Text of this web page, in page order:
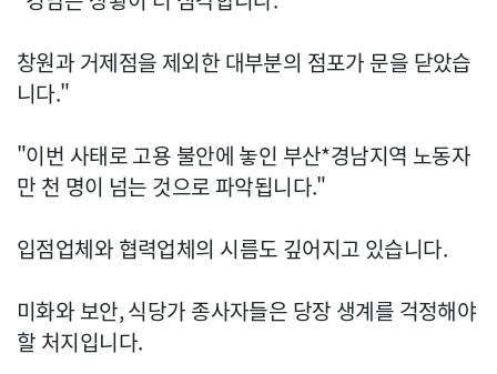
창원과 거제점을 제외한 대부분의 점포가 문을 닫았습
니다."
"이번 사태로 고용 불안에 놓인 부산*경남지역 노동자
만 천 명이 넘는 것으로 파악됩니다."
입점업체와 협력업체의 시름도 깊어지고 있습니다.
미화와 보안, 식당가 종사자들은 당장 생계를 걱정해야
할 처지입니다.